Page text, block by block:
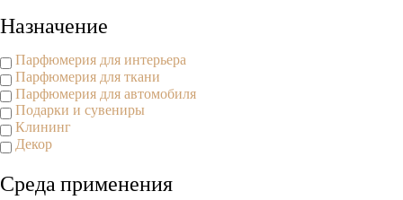
Назначение
Парфюмерия для интерьера
Парфюмерия для ткани
Парфюмерия для автомобиля
Подарки и сувениры
Клининг
Декор
Среда применения